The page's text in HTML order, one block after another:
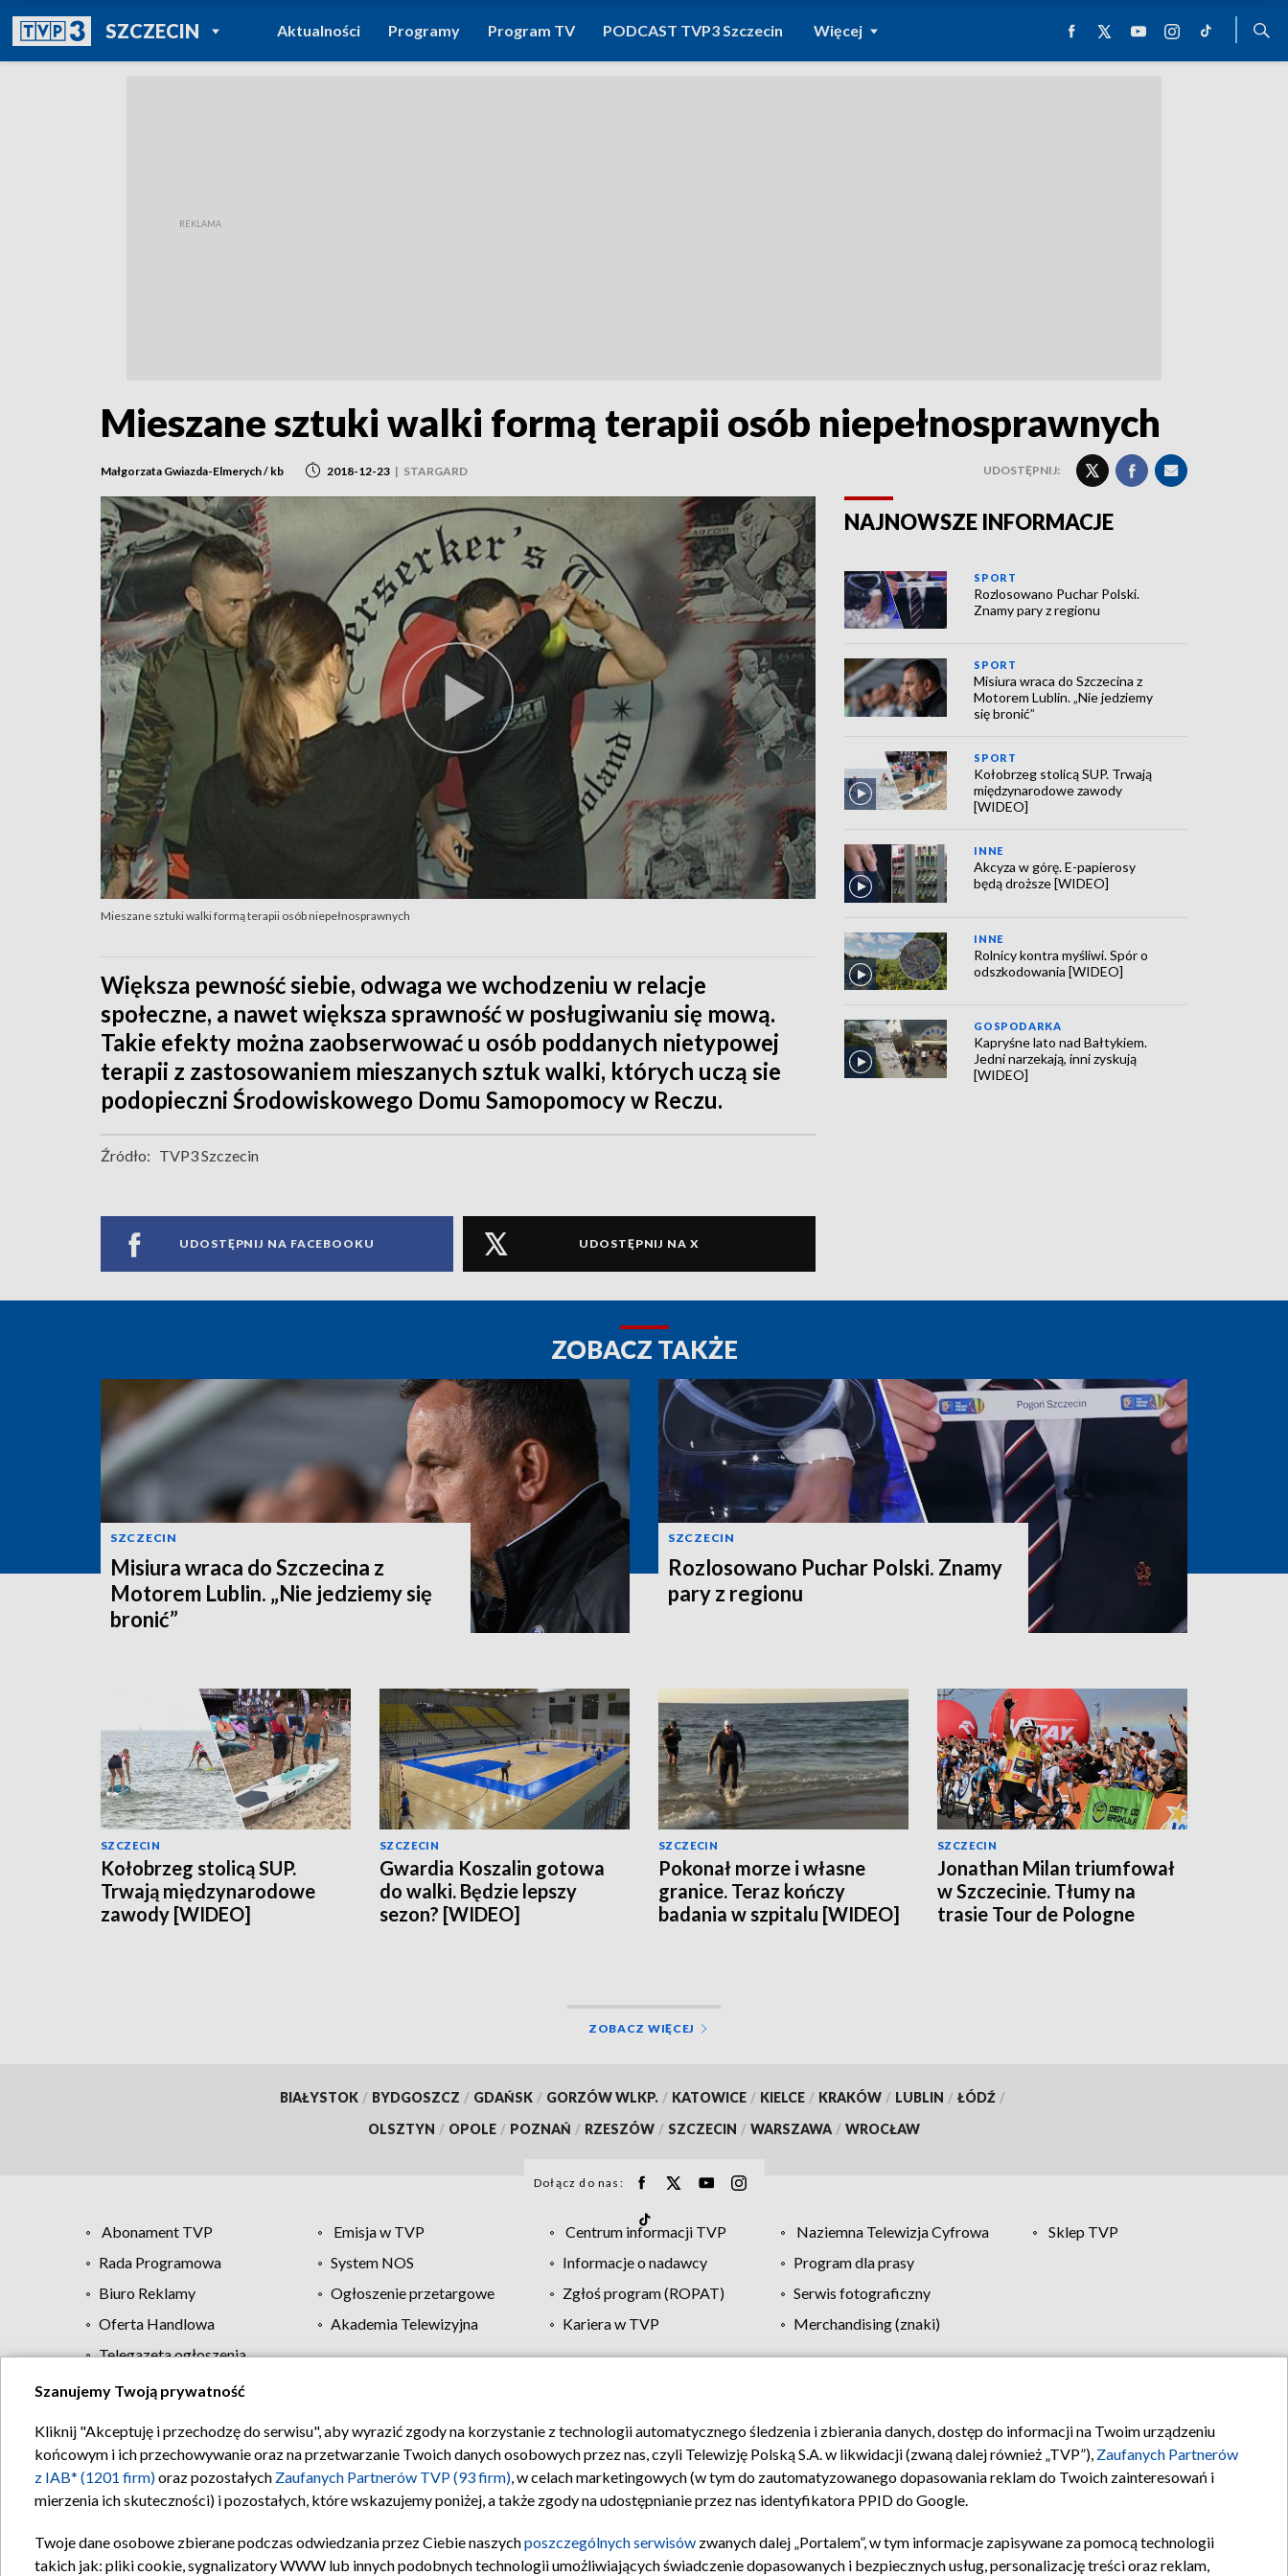
SZCZECINPOWRÓT DO
TVP REGIONY
Aktualności Programy Program TV PODCAST TVP3 Szczecin Więcej
Mieszane sztuki walki formą terapii osób niepełnosprawnych
Małgorzata Gwiazda-Elmerych / kb 2018-12-23 | STARGARD UDOSTĘPNIJ:
Mieszane sztuki walki formą terapii osób niepełnosprawnych
Większa pewność siebie, odwaga we wchodzeniu w relacje
społeczne, a nawet większa sprawność w posługiwaniu się mową.
Takie efekty można zaobserwować u osób poddanych nietypowej
terapii z zastosowaniem mieszanych sztuk walki, których uczą sie
podopieczni Środowiskowego Domu Samopomocy w Reczu.
Źródło: TVP3 Szczecin
UDOSTĘPNIJ NA FACEBOOKU UDOSTĘPNIJ NA X
NAJNOWSZE INFORMACJE
SPORT
Rozlosowano Puchar Polski.
Znamy pary z regionu
SPORT
Misiura wraca do Szczecina z
Motorem Lublin. „Nie jedziemy
się bronić”
SPORT
Kołobrzeg stolicą SUP. Trwają
międzynarodowe zawody
[WIDEO]
INNE
Akcyza w górę. E-papierosy
będą droższe [WIDEO]
INNE
Rolnicy kontra myśliwi. Spór o
odszkodowania [WIDEO]
GOSPODARKA
Kapryśne lato nad Bałtykiem.
Jedni narzekają, inni zyskują
[WIDEO]
ZOBACZ TAKŻE
SZCZECIN
Misiura wraca do Szczecina z
Motorem Lublin. „Nie jedziemy się
bronić”
SZCZECIN
Rozlosowano Puchar Polski. Znamy
pary z regionu
SZCZECIN
Kołobrzeg stolicą SUP.
Trwają międzynarodowe
zawody [WIDEO]
SZCZECIN
Gwardia Koszalin gotowa
do walki. Będzie lepszy
sezon? [WIDEO]
SZCZECIN
Pokonał morze i własne
granice. Teraz kończy
badania w szpitalu [WIDEO]
SZCZECIN
Jonathan Milan triumfował
w Szczecinie. Tłumy na
trasie Tour de Pologne
ZOBACZ WIĘCEJ
BIAŁYSTOK / BYDGOSZCZ / GDAŃSK / GORZÓW WLKP. / KATOWICE / KIELCE / KRAKÓW / LUBLIN / ŁÓDŹ /
OLSZTYN / OPOLE / POZNAŃ / RZESZÓW / SZCZECIN / WARSZAWA / WROCŁAW
Dołącz do nas:
Abonament TVP Emisja w TVP Centrum informacji TVP Naziemna Telewizja Cyfrowa
Sklep TVP
Rada Programowa
System NOS Informacje o nadawcy
Program dla prasy
Biuro Reklamy
Ogłoszenie przetargowe Zgłoś program (ROPAT)
Serwis fotograficzny
Oferta Handlowa
Akademia Telewizyjna Kariera w TVP
Merchandising (znaki)
Telegazeta ogłoszenia
Regulamin TVP Polityka prywatności Moje zgody Pomoc Biuro reklamy Kontakt
Szanujemy Twoją prywatność
Kliknij "Akceptuję i przechodzę do serwisu", aby wyrazić zgody na korzystanie z technologii automatycznego śledzenia i zbierania danych, dostęp do informacji na Twoim urządzeniu
końcowym i ich przechowywanie oraz na przetwarzanie Twoich danych osobowych przez nas, czyli Telewizję Polską S.A. w likwidacji (zwaną dalej również „TVP”), Zaufanych Partnerów
z IAB* (1201 firm)oraz pozostałych Zaufanych Partnerów TVP (93 firm), w celach marketingowych (w tym do zautomatyzowanego dopasowania reklam do Twoich zainteresowań i
mierzenia ich skuteczności) i pozostałych, które wskazujemy poniżej, a także zgody na udostępnianie przez nas identyfikatora PPID do Google.
Twoje dane osobowe zbierane podczas odwiedzania przez Ciebie naszychposzczególnych serwisów zwanych dalej „Portalem”, w tym informacje zapisywane za pomocą technologii
takich jak: pliki cookie, sygnalizatory WWW lub innych podobnych technologii umożliwiających świadczenie dopasowanych i bezpiecznych usług, personalizację treści oraz reklam,